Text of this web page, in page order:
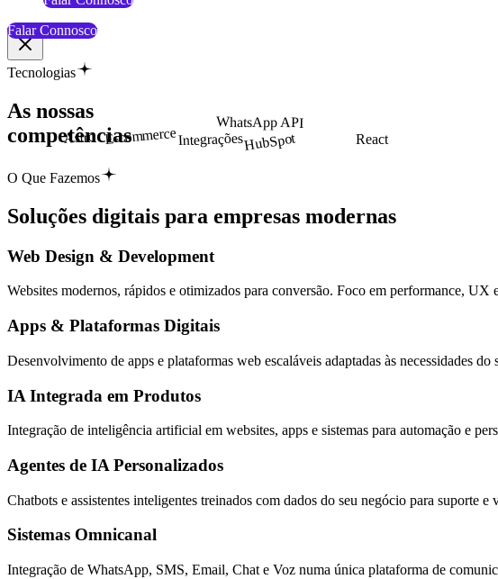
Falar Connosco
Tecnologias
As nossas
competências
React
Astro
WhatsApp API
HubSpot
E-commerceIntegrações
O Que Fazemos
Soluções digitais para empresas modernas
Web Design & Development
Websites modernos, rápidos e otimizados para conversão. Foco em performance, UX
Apps & Plataformas Digitais
Desenvolvimento de apps e plataformas web escaláveis adaptadas às necessidades do
IA Integrada em Produtos
Integração de inteligência artificial em websites, apps e sistemas para automação e
Agentes de IA Personalizados
Chatbots e assistentes inteligentes treinados com dados do seu negócio para suporte e
Sistemas Omnicanal
Integração de WhatsApp, SMS, Email, Chat e Voz numa única plataforma de